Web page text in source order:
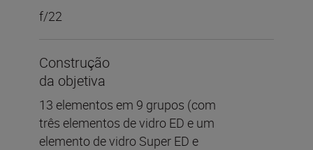
f/22
Construção
da objetiva
13 elementos em 9 grupos (com
três elementos de vidro ED e um
elemento de vidro Super ED e